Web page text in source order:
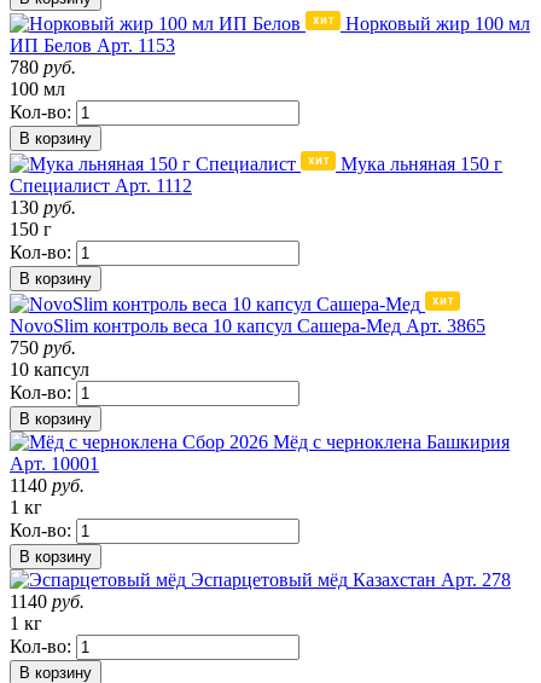
Норковый жир 100 мл
ИП Белов Арт. 1153
780 руб.
100 мл
Кол-во:
В корзину
Мука льняная 150 г
Специалист Арт. 1112
130 руб.
150 г
Кол-во:
В корзину
NovoSlim контроль веса 10 капсул Сашера-Мед Арт. 3865
750 руб.
10 капсул
Кол-во:
В корзину
Сбор 2026 Мёд с черноклена Башкирия
Арт. 10001
1140 руб.
1 кг
Кол-во:
В корзину
Эспарцетовый мёд Казахстан Арт. 278
1140 руб.
1 кг
Кол-во:
В корзину